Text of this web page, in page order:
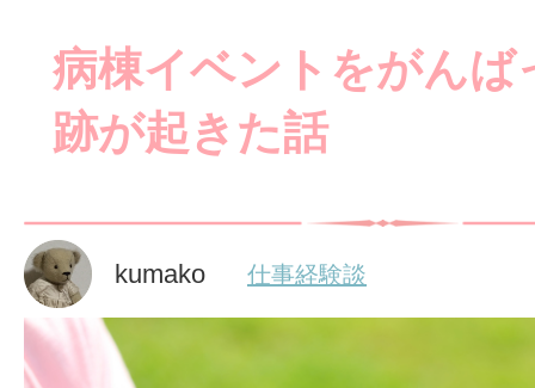
病棟イベントをがんば
跡が起きた話
kumako 仕事経験談